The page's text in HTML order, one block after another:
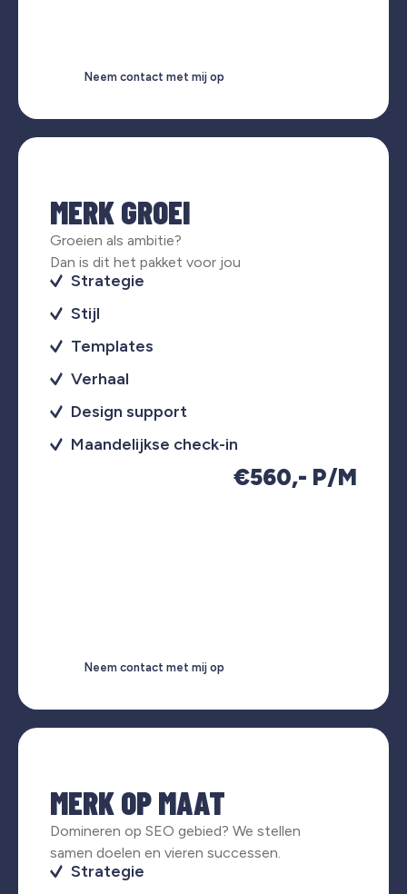
Neem contact met mij op
MERK GROEI
Groeien als ambitie?
Dan is dit het pakket voor jou
Strategie
Stijl
Templates
Verhaal
Design support
Maandelijkse check-in
€560,- P/M
Neem contact met mij op
MERK OP MAAT
Domineren op SEO gebied? We stellen
samen doelen en vieren successen.
Strategie